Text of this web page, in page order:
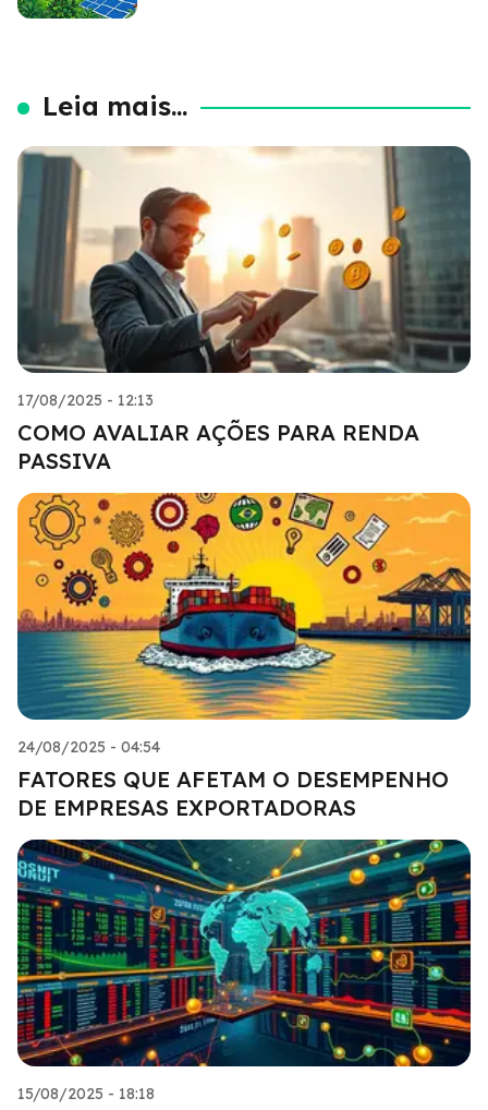
Leia mais...
17/08/2025 - 12:13
COMO AVALIAR AÇÕES PARA RENDA
PASSIVA
24/08/2025 - 04:54
FATORES QUE AFETAM O DESEMPENHO
DE EMPRESAS EXPORTADORAS
15/08/2025 - 18:18